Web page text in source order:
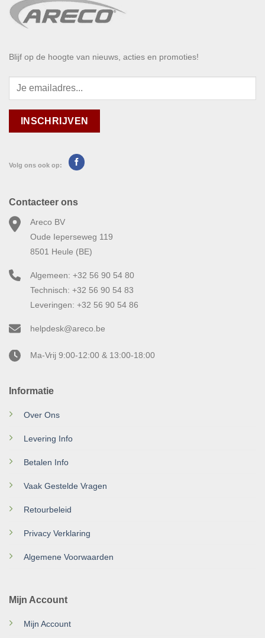
Blijf op de hoogte van nieuws, acties en promoties!
Volg ons ook op:
Informatie
Over Ons
Levering Info
Betalen Info
Vaak Gestelde Vragen
Retourbeleid
Privacy Verklaring
Algemene Voorwaarden
Mijn Account
Mijn Account
Contacteer ons
Areco BV
Oude Ieperseweg 119
8501 Heule (BE)
Algemeen: +32 56 90 54 80
Technisch: +32 56 90 54 83
Leveringen: +32 56 90 54 86
helpdesk@areco.be
Ma-Vrij 9:00-12:00 & 13:00-18:00